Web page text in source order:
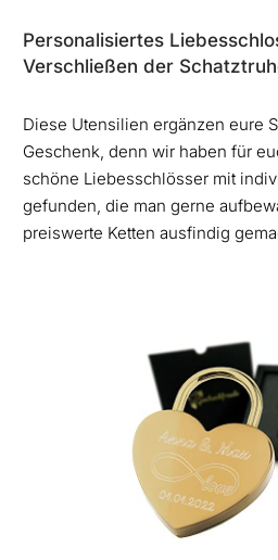
Personalisiertes
Verschließen der
Diese Utensilien ergänzen eure
Geschenk, denn wir haben für
schöne Liebesschlösser mit
gefunden, die man gerne
preiswerte Ketten ausfindig